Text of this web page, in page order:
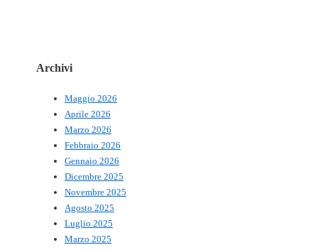
Archivi
Maggio 2026
Aprile 2026
Marzo 2026
Febbraio 2026
Gennaio 2026
Dicembre 2025
Novembre 2025
Agosto 2025
Luglio 2025
Marzo 2025